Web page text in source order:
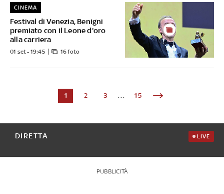
Festival di Venezia, Benigni
premiato con il Leone d'oro
alla carriera
CINEMA
01 set - 19:45 16 foto
1 2 3 ... 15
DIRETTA LIVE
PUBBLICITÀ